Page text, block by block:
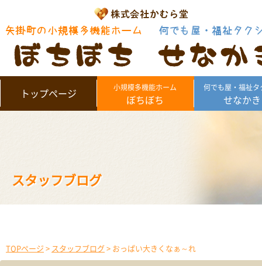
トップページ 小規模多機能ホーム
ぼちぼち
何でも屋・福祉タ
せなかき
スタッフブログ
TOPページ > スタッフブログ> おっぱい大きくなぁ～れ